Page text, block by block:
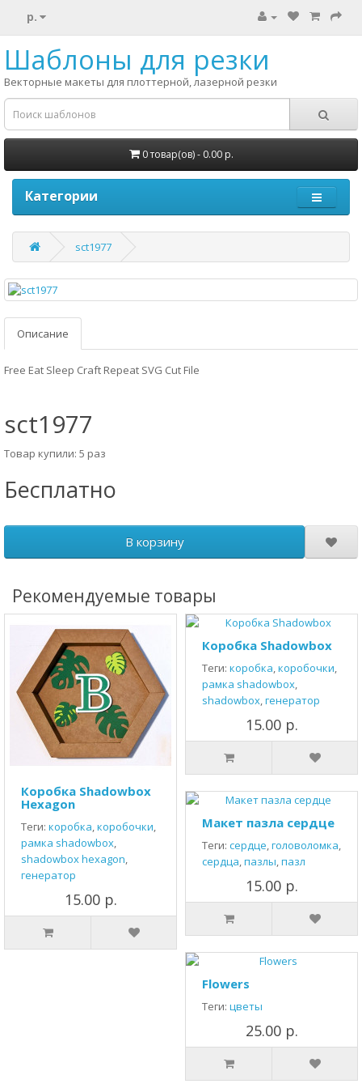
р.
Шаблоны для резки
Векторные макеты для плоттерной, лазерной резки
0 товар(ов) - 0.00 р.
Категории
sct1977
Описание
Free Eat Sleep Craft Repeat SVG Cut File
sct1977
Товар купили: 5 раз
Бесплатно
В корзину
Рекомендуемые товары
Коробка Shadowbox
Hexagon
Теги: коробка,коробочки,
рамка shadowbox,
shadowbox hexagon,
генератор
15.00 р.
Коробка Shadowbox
Теги: коробка,коробочки,
рамка shadowbox,
shadowbox,генератор
15.00 р.
Макет пазла сердце
Теги: сердце,головоломка,
сердца,пазлы,пазл
15.00 р.
Flowers
Теги: цветы
25.00 р.